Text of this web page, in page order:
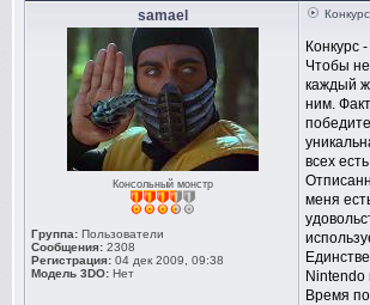
samael
Консольный монстр
Группа: Пользователи
Сообщения: 2308
Регистрация: 04 дек 2009, 09:38
Модель 3DO: Нет
Конкурс
Чтобы
каждый
ним.
всех
меня
Nintendo
Время